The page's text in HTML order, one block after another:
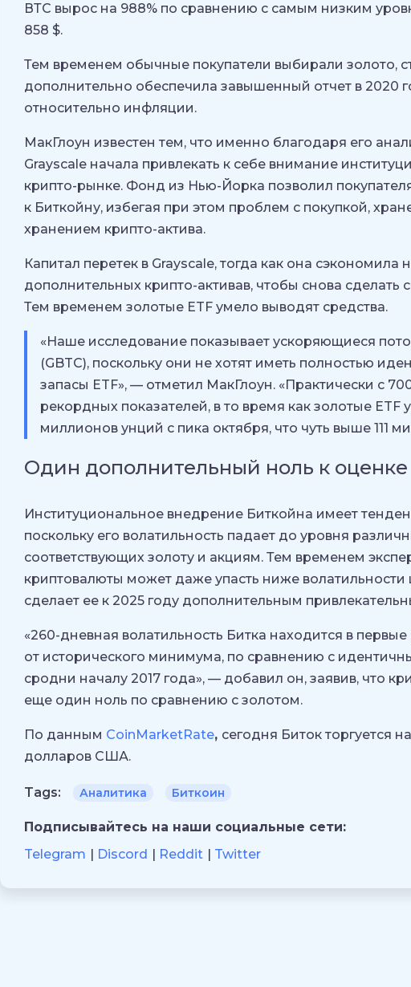
ВТС вырос на 988% по сравнению с самым низким
858 $.
Тем временем обычные покупатели выбирали золото,
дополнительно обеспечила завышенный отчет в 2020
относительно инфляции.
МакГлоун известен тем, что именно благодаря его
Grayscale начала привлекать к себе внимание
крипто-рынке. Фонд из Нью-Йорка позволил
к Биткойну, избегая при этом проблем с покупкой,
хранением крипто-актива.
Капитал перетек в Grayscale, тогда как она сэкономила
дополнительных крипто-активав, чтобы снова сделать
Тем временем золотые ETF умело выводят средства.
«Наше исследование показывает ускоряющиеся
(GBTC), поскольку они не хотят иметь полностью
запасы ETF», — отметил МакГлоун. «Практически с
рекордных показателей, в то время как золотые ETF
миллионов унций с пика октября, что чуть выше 111
Один дополнительный ноль к
Институциональное внедрение Биткойна имеет
поскольку его волатильность падает до уровня
соответствующих золоту и акциям. Тем временем
криптовалюты может даже упасть ниже волатильности
сделает ее к 2025 году дополнительным
«260-дневная волатильность Битка находится в
от исторического минимума, по сравнению с
сродни началу 2017 года», — добавил он, заявив, что
еще один ноль по сравнению с золотом.
По данным CoinMarketRate, сегодня Биток торгуется
долларов США.
Tags: Аналитика Биткоин
Подписывайтесь на наши социальные сети:
Telegram
Discord Reddit Twitter